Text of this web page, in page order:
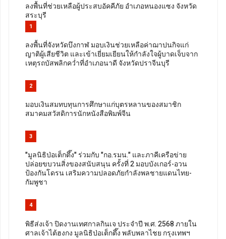
ลงพื้นที่ช่วยเหลือผู้ประสบอัคคีภัย อำเภอหนองแซง จังหวัด
สระบุรี
1
ลงพื้นที่จังหวัดบึงกาฬ มอบเงินช่วยเหลือค่าฌาปนกิจแก่
ญาติผู้เสียชีวิต และเข้าเยี่ยมเยียนให้กำลังใจผู้บาดเจ็บจาก
เหตุรถบัสพลิกคว่ำที่อำเภอนาดี จังหวัดปราจีนบุรี
2
มอบเงินสมทบทุนการศึกษาแก่บุตรหลานของสมาชิก
สมาคมสวัสดิการนักหนังสือพิมพ์จีน
3
"มูลนิธิป่อเต็กตึ๊ง" ร่วมกับ "กอ.รมน." และภาคีเครือข่าย
ปล่อยขบวนสิ่งของสนับสนุน ครั้งที่ 2 มอบบังเกอร์-อวน
ป้องกันโดรน เสริมความปลอดภัยกำลังพลชายแดนไทย-
กัมพูชา
4
พิธีส่งเจ้า ปิดงานเทศกาลกินเจ ประจำปี พ.ศ. 2568 ภายใน
ศาลเจ้าไต้ฮงกง มูลนิธิป่อเต็กตึ๊ง พลับพลาไชย กรุงเทพฯ